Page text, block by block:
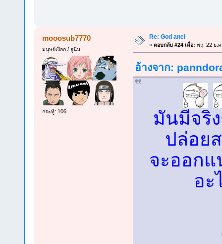
mooosub7770
มนุษย์เงือก / จูนิน
กระทู้: 106
Re: God anel
« ตอบกลับ #24 เมื่อ: พฤ. 22 ธ.ค
อ้างจาก:
มันมีจริ
ปล่อย
จะออก
อะ